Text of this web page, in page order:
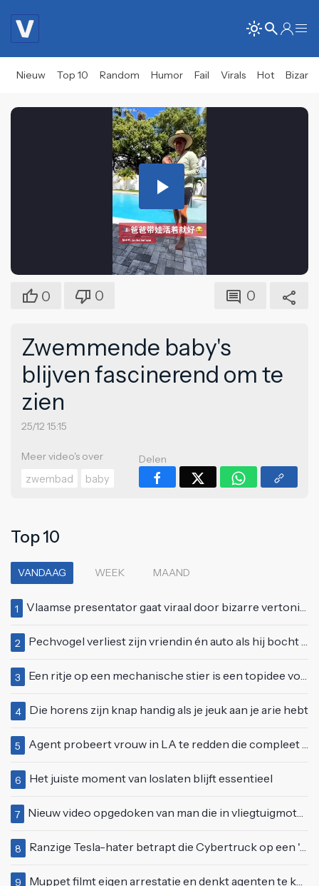
Nieuw Top 10 Random Humor Fail Virals Hot Bizar
Play
Video
0 0 0
Zwemmende baby's
blijven fascinerend om te
zien
25/12 15:15
Meer video's over
zwembad
baby
Delen
Top 10
VANDAAG WEEK MAAND
1 Vlaamse presentator gaat viraal door bizarre vertoning op live televisie: "Helemaal stijf van de bloem"
2 Pechvogel verliest zijn vriendin én auto als hij bocht te scherp neemt
3 Een ritje op een mechanische stier is een topidee voor een eerste date
4 Die horens zijn knap handig als je jeuk aan je arie hebt
5 Agent probeert vrouw in LA te redden die compleet van het padje is
6 Het juiste moment van loslaten blijft essentieel
7 Nieuw video opgedoken van man die in vliegtuigmotor springt op vliegveld Milaan
8 Ranzige Tesla-hater betrapt die Cybertruck op een 'speciale bruine coating' trakteert
9 Muppet filmt eigen arrestatie en denkt agenten te kunnen laten schorsen: "Jullie krijgen maandje vakantie"